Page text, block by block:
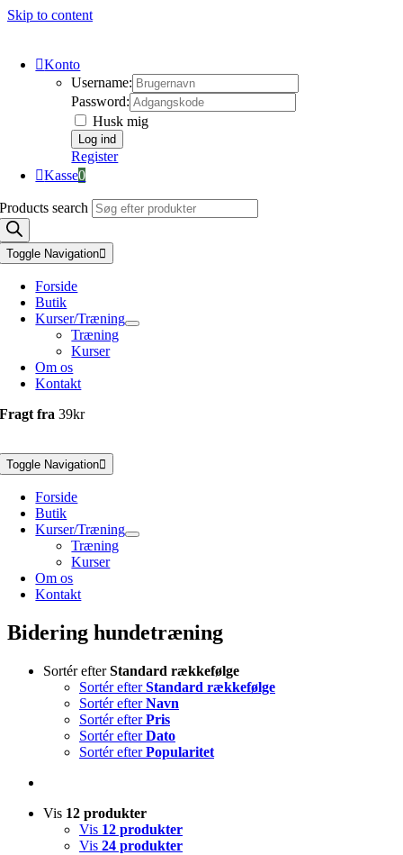
Skip to content
Konto
Username:
Password:
Husk mig
Register
Kasse0
Products search
Toggle Navigation
Forside
Butik
Kurser/Træning
Træning
Kurser
Om os
Kontakt
Fragt fra39kr
Toggle Navigation
Forside
Butik
Kurser/Træning
Træning
Kurser
Om os
Kontakt
Bidering hundetræning
Sortér efterStandard rækkefølge
Sortér efterStandard rækkefølge
Sortér efterNavn
Sortér efterPris
Sortér efterDato
Sortér efterPopularitet
Vis 12 produkter
Vis 12 produkter
Vis 24 produkter